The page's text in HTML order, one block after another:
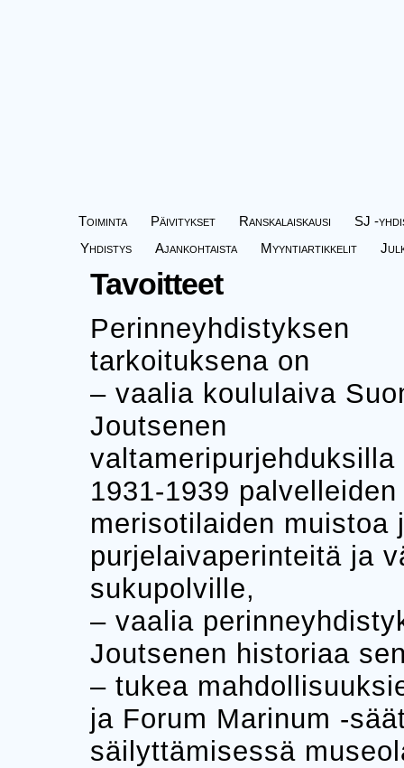
Toiminta Päivitykset Ranskalaiskausi
SJ -
Yhdistys
Ajankohtaista Myyntiartikkelit
Tavoitteet
Perinneyhdistyksen
tarkoituksena on
– vaalia koululaiva
Joutsenen
valtameripurjehduksilla
1931-1939 palvelleiden
merisotilaiden muistoa
purjelaivaperinteitä ja
sukupolville,
– vaalia
Joutsenen historiaa
– tukea
ja Forum Marinum -
säilyttämisessä